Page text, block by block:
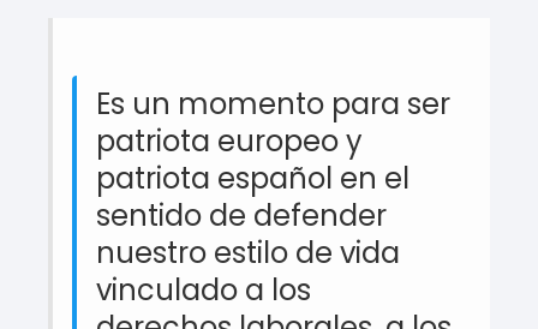
Es un momento para ser
patriota europeo y
patriota español en el
sentido de defender
nuestro estilo de vida
vinculado a los